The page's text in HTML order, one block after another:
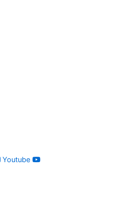
Youtube